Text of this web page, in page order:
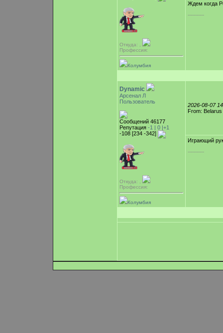
Откуда: ,
Профессия:
Колумбия
Ждем когда
-----------
Dynamic
Арсенал Л
Пользователь
Сообщений 46177
Репутация -1 | 0 |+1
-108 [234 -342]
Откуда: ,
Профессия:
Колумбия
2026-08-07
From: Belarus
Играющий
-----------